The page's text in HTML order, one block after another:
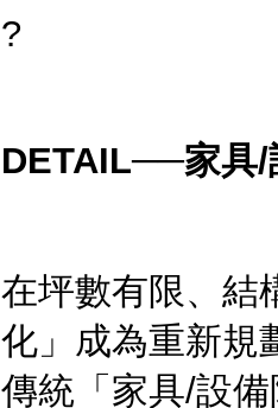
?
DETAIL──家具/
在坪數有限、結
化」成為重新規
傳統「家具/設